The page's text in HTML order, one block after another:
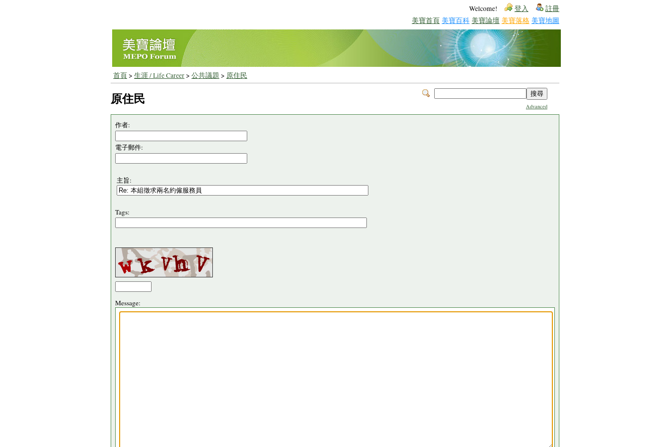
Welcome! 登入 註冊
美寶首頁 美寶百科 美寶論壇 美寶落格 美寶地圖
首頁> 生涯 / Life Career> 公共議題 > 原住民
Advanced
原住民
作者:
電子郵件:
主旨:
Tags:
Message: